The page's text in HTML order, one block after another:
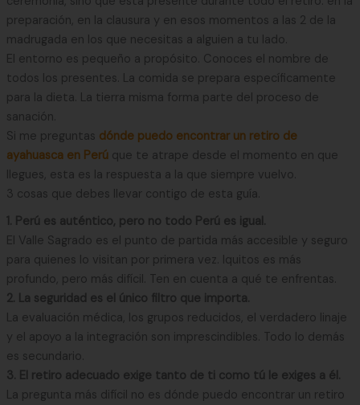
preparación, en la clausura y en esos momentos a las 2 de la
madrugada en los que necesitas a alguien a tu lado.
El entorno es pequeño a propósito. Conoces el nombre de
todos los presentes. La comida se prepara específicamente
para la dieta. La tierra misma forma parte del proceso de
sanación.
Si me preguntas dónde puedo encontrar un retiro de
ayahuasca en Perú que te atrape desde el momento en que
llegues, esta es la respuesta a la que siempre vuelvo.
3 cosas que debes llevar contigo de esta guía.
1. Perú es auténtico, pero no todo Perú es igual.
El Valle Sagrado es el punto de partida más accesible y seguro
para quienes lo visitan por primera vez. Iquitos es más
profundo, pero más difícil. Ten en cuenta a qué te enfrentas.
2. La seguridad es el único filtro que importa.
La evaluación médica, los grupos reducidos, el verdadero linaje
y el apoyo a la integración son imprescindibles. Todo lo demás
es secundario.
3. El retiro adecuado exige tanto de ti como tú le exiges a él.
La pregunta más difícil no es dónde puedo encontrar un retiro